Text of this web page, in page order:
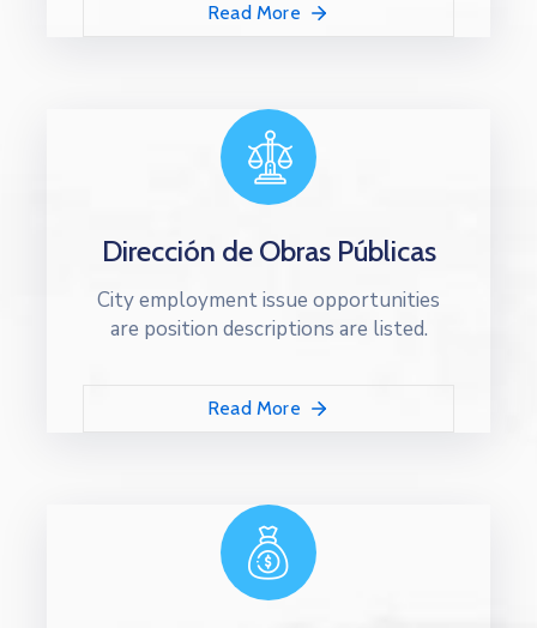
Read More
Dirección de Obras Públicas
City employment issue opportunities
are position descriptions are listed.
Read More